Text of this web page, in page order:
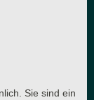
Sie sind ein